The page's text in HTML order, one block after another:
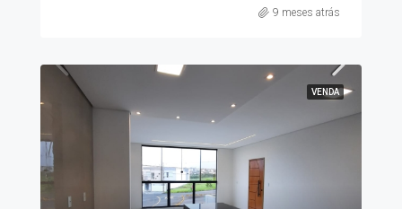
9 meses atrás
VENDA